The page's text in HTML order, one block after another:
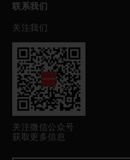
联系我们
toggle view
关注我们
关注微信公众号
获取更多信息